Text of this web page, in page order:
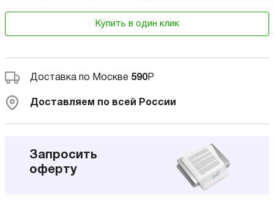
Купить в один клик
Доставка по Москве 590Р
Доставляем по всей России
Запросить
оферту